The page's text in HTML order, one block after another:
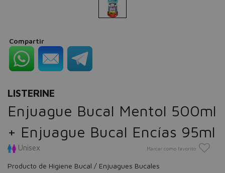
Compartir
LISTERINE
Enjuague Bucal Mentol 500ml
+ Enjuague Bucal Encías 95ml
Unisex Marcar como favorito
Producto de Higiene Bucal / Enjuagues Bucales